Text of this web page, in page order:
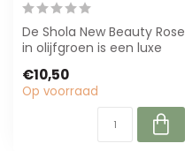
De Shola New Beauty Rose
in olijfgroen is een luxe
realistisc...
€10,50
Op voorraad